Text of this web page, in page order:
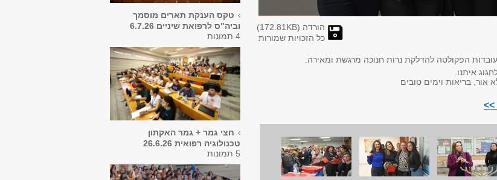
טקס הענקת תארים מוסמך
וביה"ס לרפואת שיניים 6.7.26
4 תמונות
חצי גמר + גמר האקתון
טכנולוגיה רפואית 26.6.26
5 תמונות
הורדה ( 172.81 KB)
כל הזכויות שמורות
הפקולטה להדלקת נרות חנוכה מרגשת ומאירה.
איתנו.
אור, בריאות וימים טובים